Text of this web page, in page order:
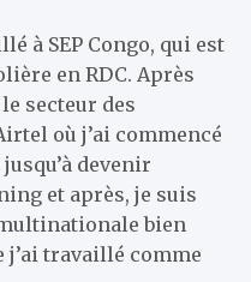
à SEP Congo, qui est
en RDC. Après
secteur des
où j’ai commencé
devenir
et après, je suis
bien
j’ai travaillé comme